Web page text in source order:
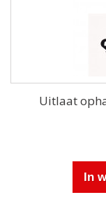
Uitlaat
In